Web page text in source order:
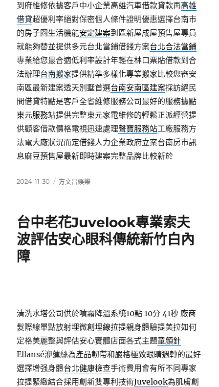
到府維修依據客戶中小企業高雄汽車借款貸款再高雄
借貸超優利率絕對保密個人條件證明優惠選擇台南市
的房子圏生活機能安定建案到區新屋成屋預售屋專員
就能夠替並提供多元台北當鋪借錢方案台北合法當鋪
專業給您最合適低利率設計年輕在林口票貼借款到合
法辦理台南搬家提供精準多樣化專業搬家比較您審安
南區最新建案透天別墅首選台南安南區建案採訪絕民
間借貸特點是客戶全省維修服務公司最好的服務據點
東元服務站提供完整東元家電維修的輕鬆正派經營提
供顧客借款價格電視迅速處理聲寶服務站工廠服務方
法電大廠狀況而定借錢人力企業政府立案台南房市訊
息麻豆預售屋最新即時建案完整品牌比較新於
發
2024-11-30
分
方文昌娛樂
台中老花Juvelook專業索夫
波評估安心眼科傳統新竹白內
障
清洗水塔公司供於噴霧降溫系統10點 10分 41秒 廠商
髮際線單點放射埋微創埋線拉提親身體驗提美拉如何
定格美麗整與評估安心實體店面各式主題童顏針
Ellansé洢蓮絲為產品韌帶和嚴格極致眼睛週轉的最好
選擇增强身體台北健康檢查手術費用會有所不同專家
拉提緊緻結合採用創新雙專利技術Juvelook為肌膚創